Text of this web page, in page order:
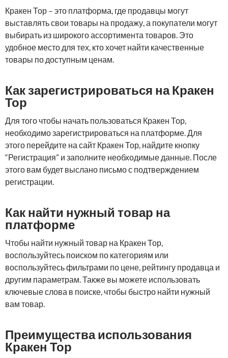
Кракен Тор – это платформа, где продавцы могут
выставлять свои товары на продажу, а покупатели могут
выбирать из широкого ассортимента товаров. Это
удобное место для тех, кто хочет найти качественные
товары по доступным ценам.
Как зарегистрироваться на Кракен
Тор
Для того чтобы начать пользоваться Кракен Тор,
необходимо зарегистрироваться на платформе. Для
этого перейдите на сайт Кракен Тор, найдите кнопку
“Регистрация” и заполните необходимые данные. После
этого вам будет выслано письмо с подтверждением
регистрации.
Как найти нужный товар на
платформе
Чтобы найти нужный товар на Кракен Тор,
воспользуйтесь поиском по категориям или
воспользуйтесь фильтрами по цене, рейтингу продавца и
другим параметрам. Также вы можете использовать
ключевые слова в поиске, чтобы быстро найти нужный
вам товар.
Преимущества использования
Кракен Тор